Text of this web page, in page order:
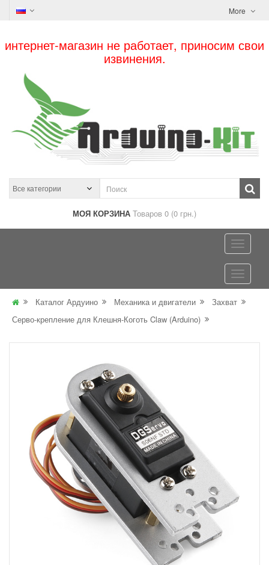
More
интернет-магазин не работает, приносим свои
извинения.
МОЯ КОРЗИНА Товаров 0 (0 грн.)
Каталог Ардуино Механика и двигатели
Захват
Серво-крепление для Клешня-Коготь Claw (Arduino)